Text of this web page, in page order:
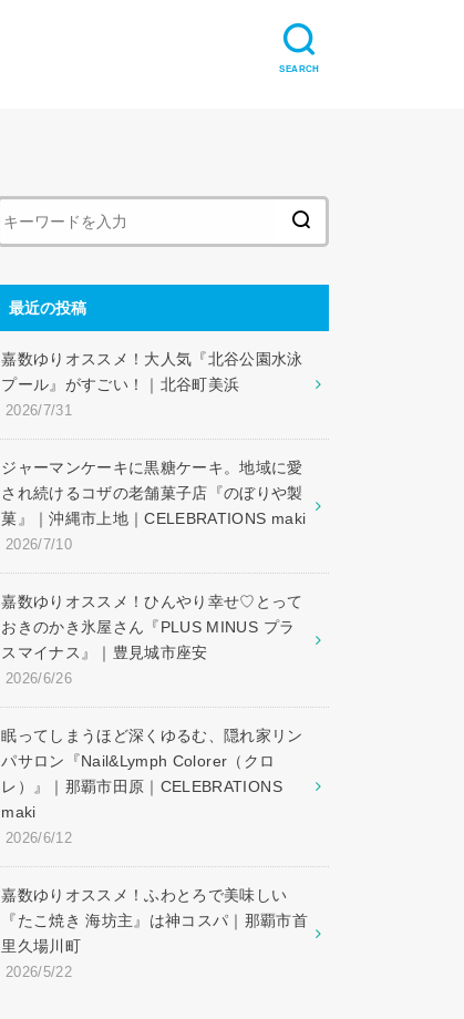
SEARCH
最近の投稿
嘉数ゆりオススメ！大人気『北谷公園水泳
プール』がすごい！｜北谷町美浜
2026/7/31
ジャーマンケーキに黒糖ケーキ。地域に愛
され続けるコザの老舗菓子店『のぼりや製
菓』｜沖縄市上地｜CELEBRATIONS maki
2026/7/10
嘉数ゆりオススメ！ひんやり幸せ♡とって
おきのかき氷屋さん『PLUS MINUS プラ
スマイナス』｜豊見城市座安
2026/6/26
眠ってしまうほど深くゆるむ、隠れ家リン
パサロン『Nail&Lymph Colorer（クロ
レ）』｜那覇市田原｜CELEBRATIONS
maki
2026/6/12
嘉数ゆりオススメ！ふわとろで美味しい
『たこ焼き 海坊主』は神コスパ｜那覇市首
里久場川町
2026/5/22